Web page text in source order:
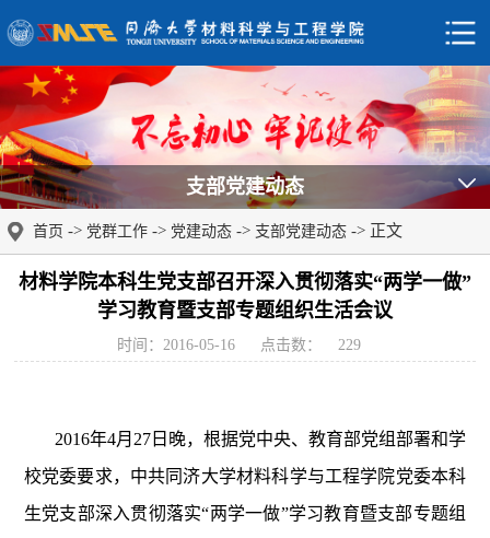
支部党建动态
首页 -> 党群工作 -> 党建动态 -> 支部党建动态 -> 正文
材料学院本科生党支部召开深入贯彻落实“两学一做”
学习教育暨支部专题组织生活会议
时间：2016-05-16 点击数： 229
2016年4月 27日晚，根据党中央、教育部党组部署和学
校党委要求，中共同济大学材料科学与工程学院党委本科
生党支部深入贯彻落实“两学一做”学习教育暨支部专题组